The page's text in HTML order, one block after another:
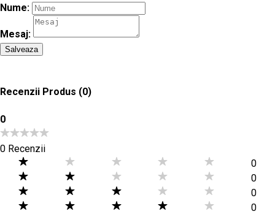
Nume:
Mesaj:
Salveaza
Recenzii Produs (0)
0
0 Recenzii
0
0
0
0